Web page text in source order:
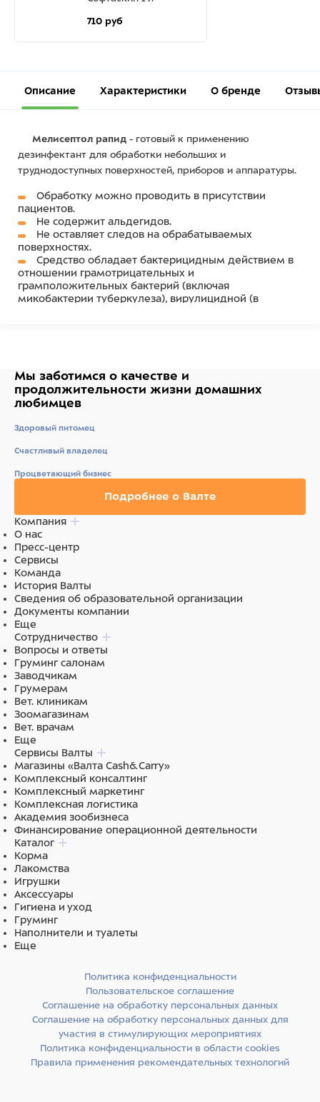
710 руб
Описание Характеристики О бренде
Мелисептол рапид - готовый к применению
дезинфектант для обработки небольших и
труднодоступных поверхностей, приборов и аппаратуры.
Обработку можно проводить в присутствии
пациентов.
Не содержит альдегидов.
Не оставляет следов на обрабатываемых
поверхностях.
Средство обладает бактерицидным действием в
отношении грамотрицательных и
грамположительных бактерий (включая
микобактерии туберкулеза), вирулицидной (в
Состав
спирт) – не менее 50%, дидецилметиламмоний
поверхностно активные вещества (ПАВ) и другие
функциональные компоненты.
Мы заботимся о качестве и
продолжительности жизни домашних
любимцев
Здоровый питомец
Счастливый владелец
Процветающий бизнес
Подробнее о Валте
Компания
О нас
Пресс-центр
Сервисы
Команда
История Валты
Сведения об образовательной организации
Документы компании
Еще
Сотрудничество
Вопросы и ответы
Груминг салонам
Заводчикам
Грумерам
Вет. клиникам
Зоомагазинам
Вет. врачам
Еще
Сервисы Валты
Магазины «Валта Cash&Carry»
Комплексный консалтинг
Комплексный маркетинг
Комплексная логистика
Академия зообизнеса
Финансирование операционной деятельности
Каталог
Корма
Лакомства
Игрушки
Аксессуары
Гигиена и уход
Груминг
Наполнители и туалеты
Еще
Политика конфиденциальности
Пользовательское соглашение
Соглашение на обработку персональных данных
Соглашение на обработку персональных данных для
участия в стимулирующих мероприятиях
Политика конфиденциальности в области cookies
Правила применения рекомендательных технологий